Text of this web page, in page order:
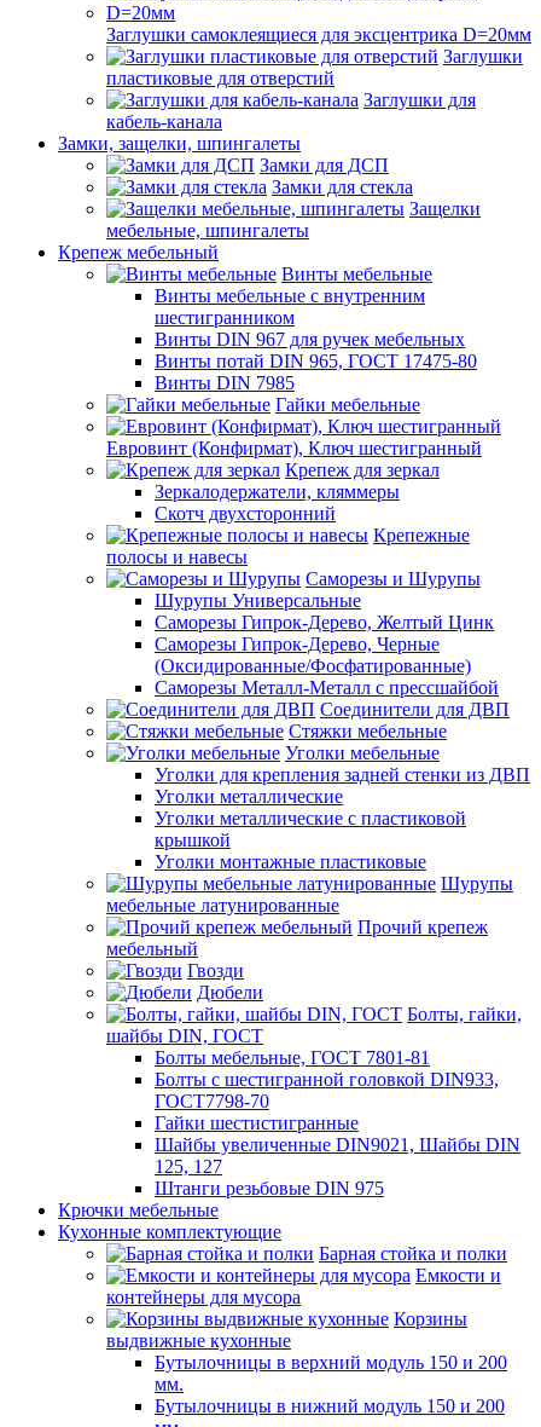
Заглушки самоклеящиеся для эксцентрика D=20мм
Заглушки
пластиковые для отверстий
Заглушки для
кабель-канала
Замки, защелки, шпингалеты
Замки для ДСП
Замки для стекла
Защелки
мебельные, шпингалеты
Крепеж мебельный
Винты мебельные
Винты мебельные с внутренним
шестигранником
Винты DIN 967 для ручек мебельных
Винты потай DIN 965, ГОСТ 17475-80
Винты DIN 7985
Гайки мебельные
Евровинт (Конфирмат), Ключ шестигранный
Крепеж для зеркал
Зеркалодержатели, кляммеры
Скотч двухсторонний
Крепежные
полосы и навесы
Саморезы и Шурупы
Шурупы Универсальные
Саморезы Гипрок-Дерево, Желтый Цинк
Саморезы Гипрок-Дерево, Черные
(Оксидированные/Фосфатированные)
Саморезы Металл-Металл с прессшайбой
Соединители для ДВП
Стяжки мебельные
Уголки мебельные
Уголки для крепления задней стенки из ДВП
Уголки металлические
Уголки металлические с пластиковой
крышкой
Уголки монтажные пластиковые
Шурупы
мебельные латунированные
Прочий крепеж
мебельный
Гвозди
Дюбели
Болты, гайки,
шайбы DIN, ГОСТ
Болты мебельные, ГОСТ 7801-81
Болты с шестигранной головкой DIN933,
ГОСТ7798-70
Гайки шестистигранные
Шайбы увеличенные DIN9021, Шайбы DIN
125, 127
Штанги резьбовые DIN 975
Крючки мебельные
Кухонные комплектующие
Барная стойка и полки
Емкости и
контейнеры для мусора
Корзины
выдвижные кухонные
Бутылочницы в верхний модуль 150 и 200
мм.
Бутылочницы в нижний модуль 150 и 200